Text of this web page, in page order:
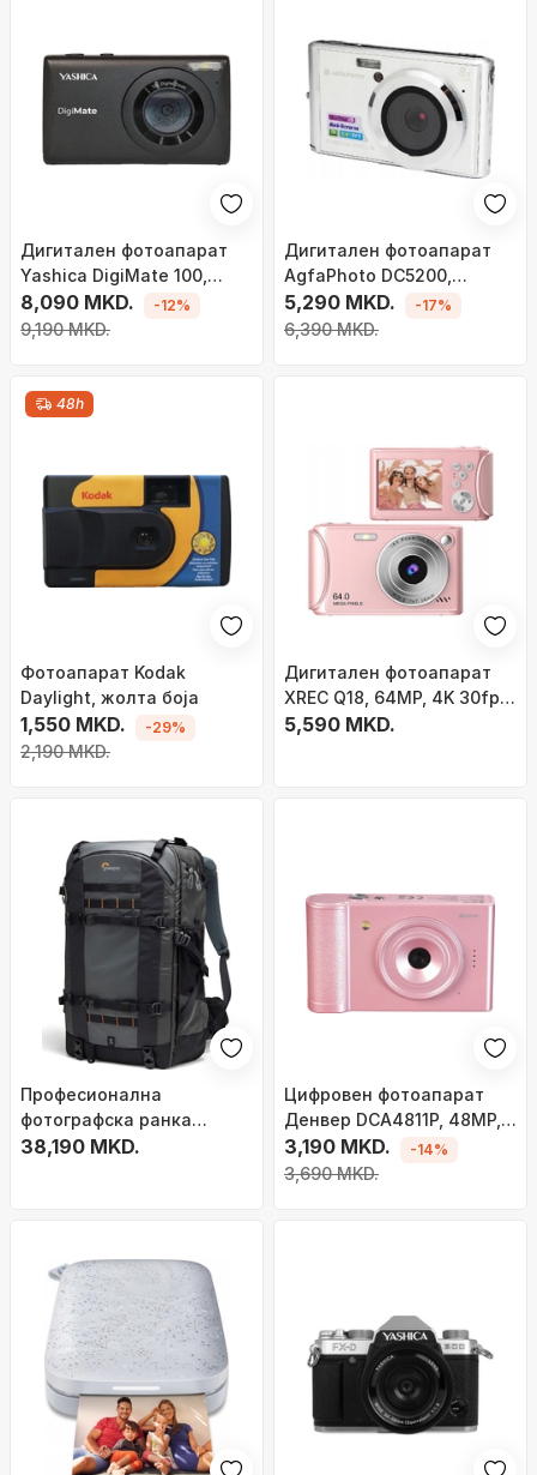
Дигитален фотоапарат
Yashica DigiMate 100,
64MP, зум 18x, црн
8,090 MKD.
9,190 MKD.
-12%
Дигитален фотоапарат
AgfaPhoto DC5200,
сребрен
5,290 MKD.
6,390 MKD.
-17%
48h
Фотоапарат Kodak
Daylight, жолта боја
1,550 MKD.
2,190 MKD.
-29%
Дигитален фотоапарат
XREC Q18, 64MP, 4K 30fps,
18x зум, розова
5,590 MKD.
Професионална
фотографска ранка
Lowepro Pro Trekker BP
38,190 MKD.
Цифровен фотоапарат
Денвер DCA4811P, 48MP,
Full HD, црн
3,190 MKD.
3,690 MKD.
-14%